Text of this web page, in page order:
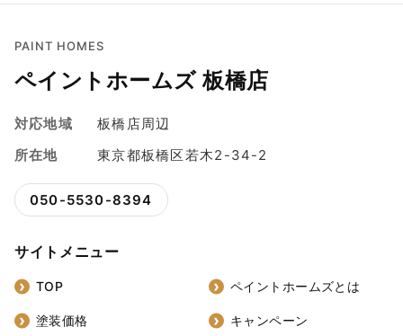
PAINT HOMES
ペイントホームズ 板橋店
対応地域
板橋店周辺
所在地
東京都板橋区若木2-34-2
050-5530-8394
サイトメニュー
TOP ペイントホームズとは
塗装価格 キャンペーン